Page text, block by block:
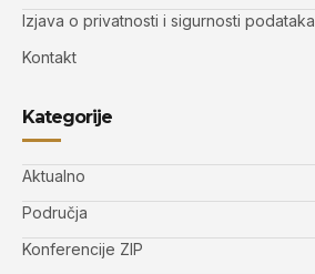
Izjava o privatnosti i sigurnosti podataka
Kontakt
Kategorije
Aktualno
Područja
Konferencije ZIP